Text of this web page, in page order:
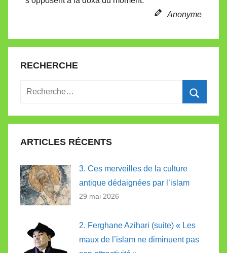
Anonyme
RECHERCHE
Recherche
:
ARTICLES RÉCENTS
3. Ces merveilles de la culture
antique dédaignées par l’islam
29 mai 2026
2. Ferghane Azihari (suite) « Les
maux de l’islam ne diminuent pas